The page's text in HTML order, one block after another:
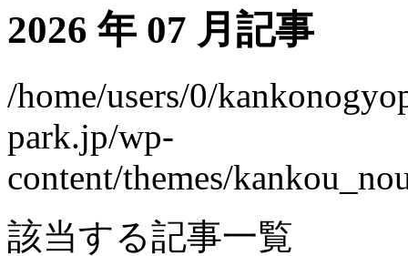
2026 年 07 月記事
/home/users/0/
park.jp/wp-
content/themes/
該当する記事一覧